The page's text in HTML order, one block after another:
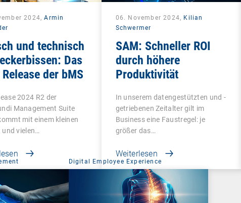
2024,Armin
und technisch
Das
der bMS
2024 R2 der
Management Suite
mit einem kleinen
und vielen…
06. November 2024, Kilian
Schwermer
SAM: Schneller ROI
durch höhere
Produktivität
In unserem datengestützten und -
getriebenen Zeitalter gilt im
Business eine Faustregel: je
größer das…
Weiterlesen
Digital Employee Experience